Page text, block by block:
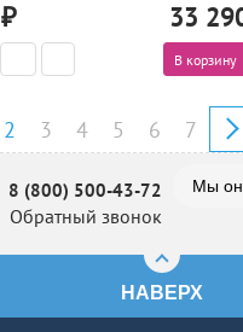
₽ 33
В корзину
2 3 4 5 6 7
8 (800) 500-43-72
Обратный звонок
НАВЕРХ
Мы